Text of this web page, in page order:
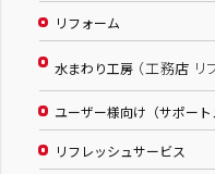
リフォーム
水まわり工房 （工務店 リ
ユーザー様向け（サポート
リフレッシュサービス